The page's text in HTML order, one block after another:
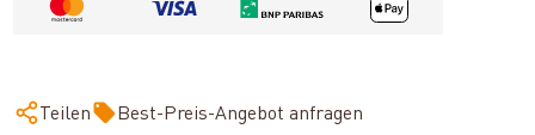
Teilen Best-Preis-Angebot anfragen